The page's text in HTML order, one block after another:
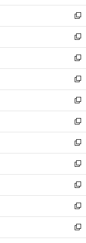
開
く
ウ
で
開
く
ン
ド
ウ
で
開
く
ウ
ィ
ン
ド
ウ
で
開
く
新
し
い
ウ
ィ
ン
ド
ウ
で
開
く
新
し
い
ウ
ィ
ン
ド
ウ
で
開
く
新
し
い
ウ
ィ
ン
ド
ウ
で
開
く
新
し
い
ウ
ィ
ン
ド
ウ
で
開
く
新
し
い
ウ
ィ
ン
ド
ウ
で
開
く
新
し
い
ウ
ィ
ン
ド
ウ
で
開
く
新
し
い
ウ
ィ
ン
ド
ウ
で
開
新
し
い
ウ
ィ
ン
ド
ウ
新
し
い
ウ
ィ
ン
新
し
い
ウ
新
し